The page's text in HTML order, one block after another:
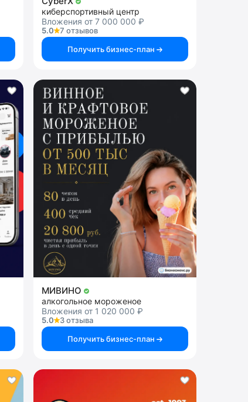
киберспортивный центр
Вложения от 7 000 000 ₽
5.0
7 отзывов
Получить бизнес-план
МИВИНО
алкогольное мороженое
Вложения от 1 020 000 ₽
5.0
3 отзыва
Получить бизнес-план